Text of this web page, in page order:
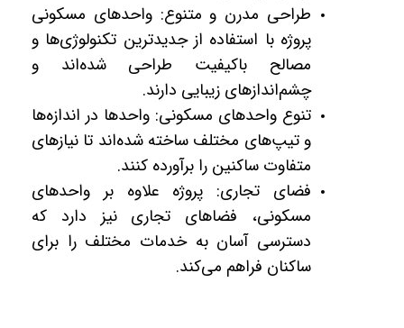
طراحی مدرن و متنوع: واحدهای مسکونی
پروژه با استفاده از جدیدترین تکنولوژی‌ها و
مصالح باکیفیت طراحی شده‌اند و
چشم‌اندازهای زیبایی دارند.
تنوع واحدهای مسکونی: واحدها در اندازه‌ها
و تیپ‌های مختلف ساخته شده‌اند تا نیازهای
متفاوت ساکنین را برآورده کنند.
فضای تجاری: پروژه علاوه بر واحدهای
مسکونی، فضاهای تجاری نیز دارد که
دسترسی آسان به خدمات مختلف را برای
ساکنان فراهم می‌کند.